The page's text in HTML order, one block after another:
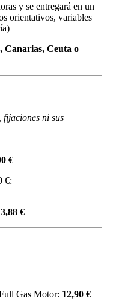
y se entregará en un
orientativos, variables
Canarias, Ceuta o
fijaciones ni sus
€
€:
3,88 €
Gas Motor: 12,90 €